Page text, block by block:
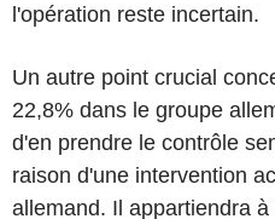
l'opération reste incertain.
Un autre point crucial
22,8% dans le groupe
d'en prendre le contrôle
raison d'une intervention
allemand. Il appartiendra